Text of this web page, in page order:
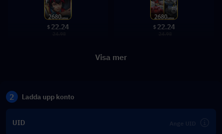
$ 22.24 $ 22.24
Visa mer
2 Ladda upp konto
UID